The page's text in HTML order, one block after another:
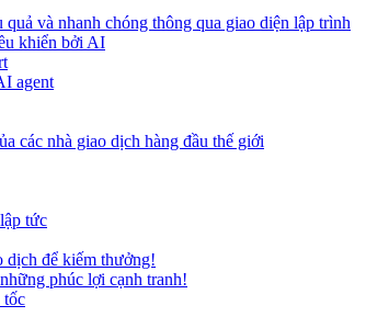
và nhanh chóng thông qua giao diện lập trình
khiển bởi AI
agent
các nhà giao dịch hàng đầu thế giới
tức
dịch để kiếm thưởng!
phúc lợi cạnh tranh!
tốc